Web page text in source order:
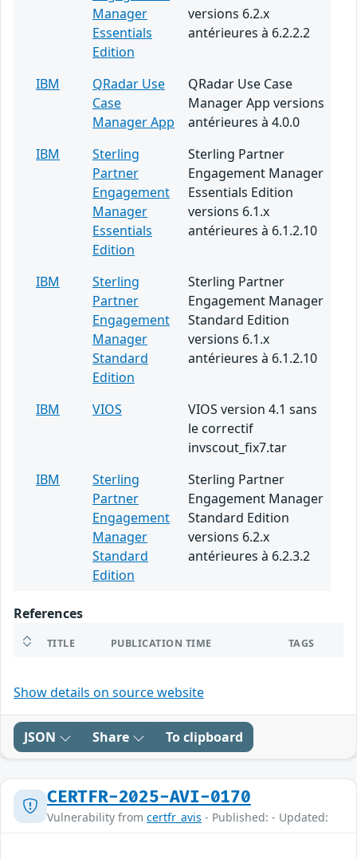
Manager
Essentials
Edition
versions 6.2.x
antérieures à 6.2.2.2
IBM
QRadar Use
Case
Manager App
QRadar Use Case
Manager App versions
antérieures à 4.0.0
IBM
Sterling
Partner
Engagement
Manager
Essentials
Edition
Sterling Partner
Engagement Manager
Essentials Edition
versions 6.1.x
antérieures à 6.1.2.10
IBM
Sterling
Partner
Engagement
Manager
Standard
Edition
Sterling Partner
Engagement Manager
Standard Edition
versions 6.1.x
antérieures à 6.1.2.10
IBM VIOS
VIOS version 4.1 sans
le correctif
invscout_fix7.tar
IBM
Sterling
Partner
Engagement
Manager
Standard
Edition
Sterling Partner
Engagement Manager
Standard Edition
versions 6.2.x
antérieures à 6.2.3.2
References
TITLE PUBLICATION TIME TAGS
Show details on source website
JSON Share To clipboard
CERTFR-2025-AVI-0170
Vulnerability from certfr_avis - Published: - Updated: